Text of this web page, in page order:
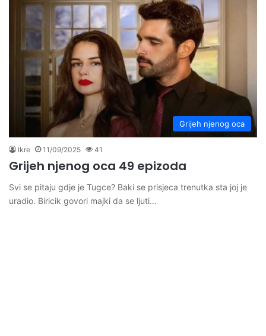
Grijeh njenog oca
Ikre 11/09/2025 41
Grijeh njenog oca 49 epizoda
Svi se pitaju gdje je Tugce? Baki se prisjeca trenutka sta joj je
uradio. Biricik govori majki da se ljuti…